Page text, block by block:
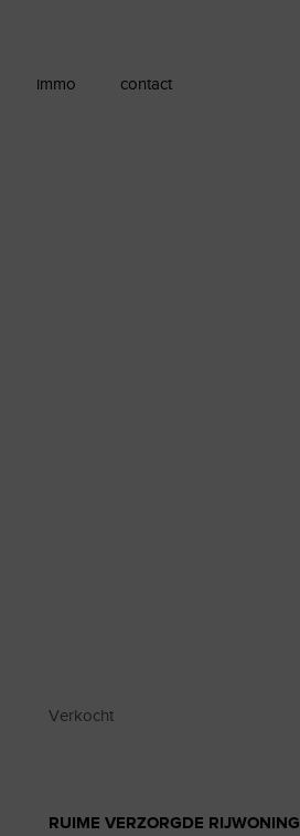
immo contact
Verkocht
RUIME VERZORGDE RIJWONING